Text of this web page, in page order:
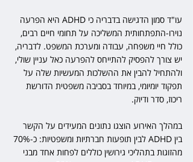
עו"ד סמון הדגישה בדבריה כי ADHD היא הפרעה
נוירו-התפתחותית המשליכה על תחומי חיים רבים,
כולל חיי משפחה, עבודה ומערכת המשפט. לדבריה,
יש צורך להפסיק להתייחס להפרעה כאל עניין שולי,
ולהתחיל להבין את ההשלכות המעשיות שלה על
תפקוד יומיומי, במיוחד בסביבה משפטית הדורשת
ריכוז, סדר ודיוק.
במהלך האירוע הוצגו נתונים המעידים על הקשר
מהזוגות בתהליכי גירושין כוללים לפחות אחד מבני